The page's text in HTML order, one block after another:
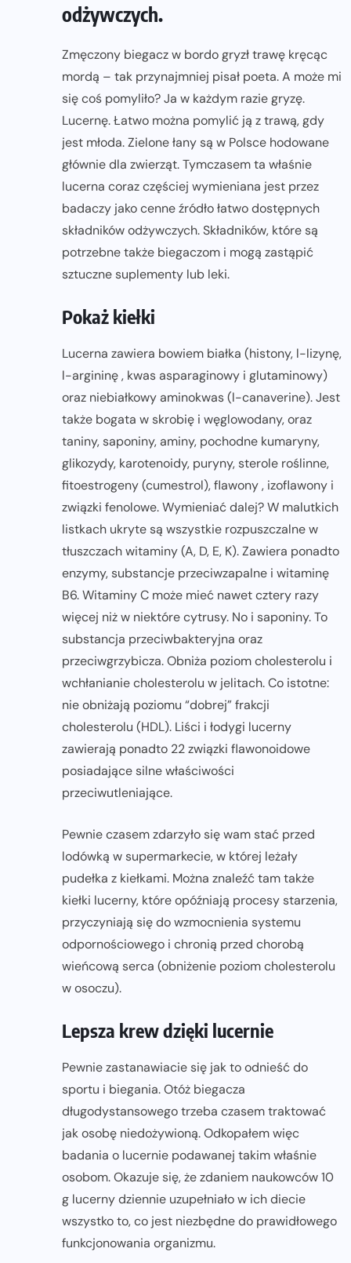
odżywczych.
Zmęczony biegacz w bordo gryzł trawę kręcąc
mordą – tak przynajmniej pisał poeta. A może mi
się coś pomyliło? Ja w każdym razie gryzę.
Lucernę. Łatwo można pomylić ją z trawą, gdy
jest młoda. Zielone łany są w Polsce hodowane
głównie dla zwierząt. Tymczasem ta właśnie
lucerna coraz częściej wymieniana jest przez
badaczy jako cenne źródło łatwo dostępnych
składników odżywczych. Składników, które są
potrzebne także biegaczom i mogą zastąpić
sztuczne suplementy lub leki.
Pokaż kiełki
Lucerna zawiera bowiem białka (histony, l-lizynę,
l-argininę , kwas asparaginowy i glutaminowy)
oraz niebiałkowy aminokwas (l-canaverine). Jest
także bogata w skrobię i węglowodany, oraz
taniny, saponiny, aminy, pochodne kumaryny,
glikozydy, karotenoidy, puryny, sterole roślinne,
fitoestrogeny (cumestrol), flawony , izoflawony i
związki fenolowe. Wymieniać dalej? W malutkich
listkach ukryte są wszystkie rozpuszczalne w
tłuszczach witaminy (A, D, E, K). Zawiera ponadto
enzymy, substancje przeciwzapalne i witaminę
B6. Witaminy C może mieć nawet cztery razy
więcej niż w niektóre cytrusy. No i saponiny. To
substancja przeciwbakteryjna oraz
przeciwgrzybicza. Obniża poziom cholesterolu i
wchłanianie cholesterolu w jelitach. Co istotne:
nie obniżają poziomu “dobrej” frakcji
cholesterolu (HDL). Liści i łodygi lucerny
zawierają ponadto 22 związki flawonoidowe
posiadające silne właściwości
przeciwutleniające.
Pewnie czasem zdarzyło się wam stać przed
lodówką w supermarkecie, w której leżały
pudełka z kiełkami. Można znaleźć tam także
kiełki lucerny, które opóźniają procesy starzenia,
przyczyniają się do wzmocnienia systemu
odpornościowego i chronią przed chorobą
wieńcową serca (obniżenie poziom cholesterolu
w osoczu).
Lepsza krew dzięki lucernie
Pewnie zastanawiacie się jak to odnieść do
sportu i biegania. Otóż biegacza
długodystansowego trzeba czasem traktować
jak osobę niedożywioną. Odkopałem więc
badania o lucernie podawanej takim właśnie
osobom. Okazuje się, że zdaniem naukowców 10
g lucerny dziennie uzupełniało w ich diecie
wszystko to, co jest niezbędne do prawidłowego
funkcjonowania organizmu.